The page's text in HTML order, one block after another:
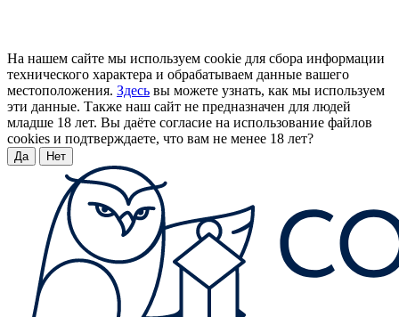
На нашем сайте мы используем cookie для сбора информации
технического характера и обрабатываем данные вашего
местоположения. Здесь вы можете узнать, как мы используем
эти данные. Также наш сайт не предназначен для людей
младше 18 лет. Вы даёте согласие на использование файлов
cookies и подтверждаете, что вам не менее 18 лет?
Да Нет